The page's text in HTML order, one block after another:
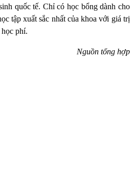
quốc tế. Chỉ có học bổng dành cho
tập xuất sắc nhất của khoa với giá trị
phí.
Nguồn tổng hợp